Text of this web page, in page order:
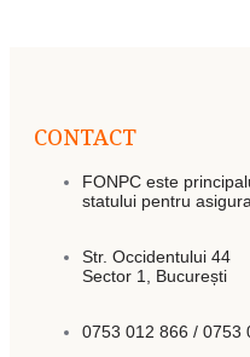
CONTACT
FONPC este
statului pentru
Str. Occidentului 44
Sector 1, București
0753 012 866 / 0753